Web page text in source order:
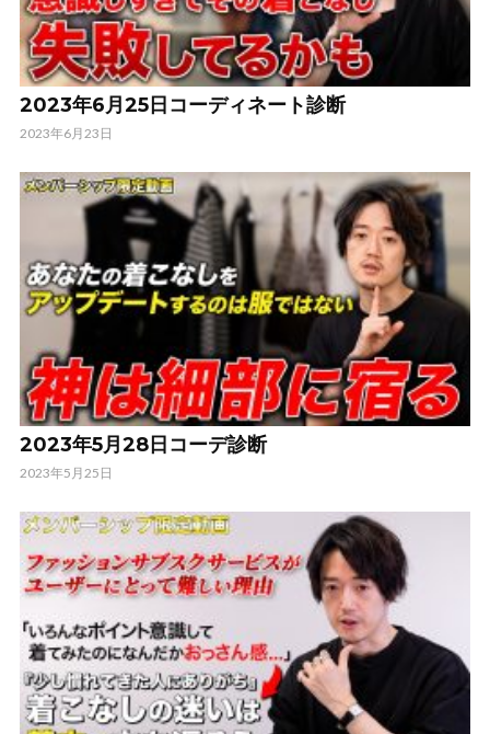
2023年6月25日コーディネート診断
2023年6月23日
2023年5月28日コーデ診断
2023年5月25日